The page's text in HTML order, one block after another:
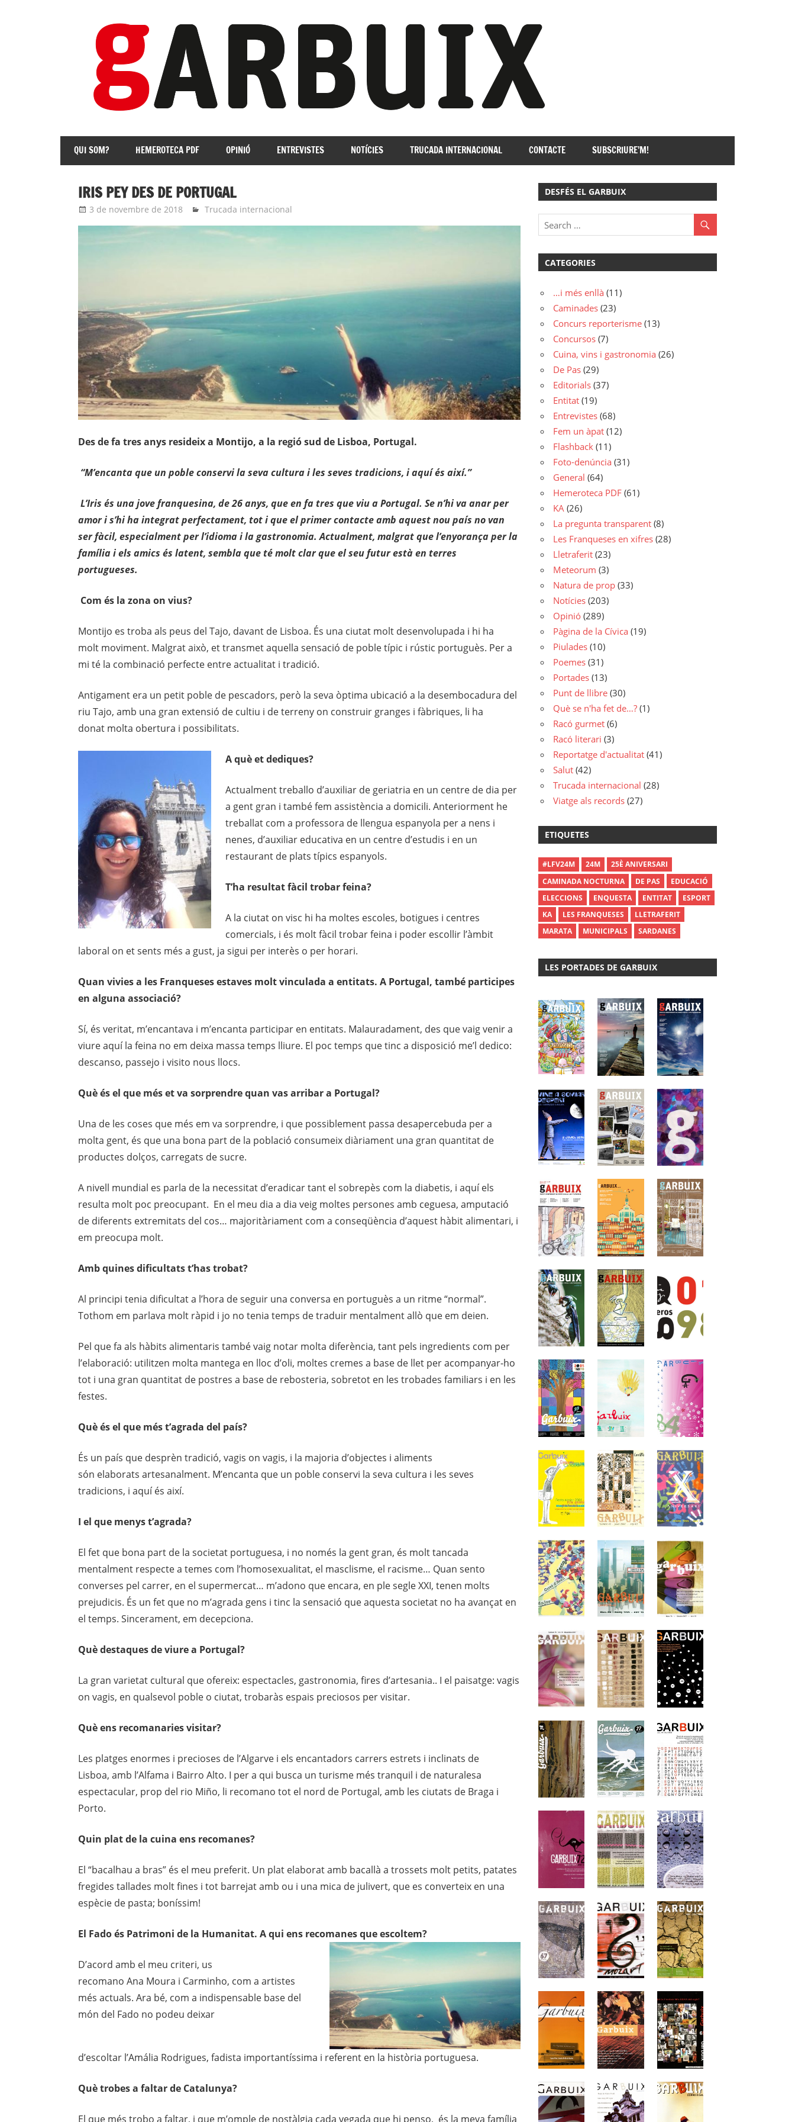
Independent
de
les
Franqueses
QUI SOM? HEMEROTECA PDF OPINIÓ ENTREVISTES NOTÍCIES TRUCADA INTERNACIONAL CONTACTE SUBSCRIURE’M!
IRIS PEY DES DE PORTUGAL
3 de novembre de 2018 Eli
Trucada internacional
Des de fa tres anys resideix a Montijo, a la regió sud de Lisboa, Portugal.
“M’encanta que un poble conservi la seva cultura i les seves tradicions, i aquí és així.”
L’Iris és una jove franquesina, de 26 anys, que en fa tres que viu a Portugal. Se n’hi va anar per
amor i s’hi ha integrat perfectament, tot i que el primer contacte amb aquest nou país no van
ser fàcil, especialment per l’idioma i la gastronomia. Actualment, malgrat que l’enyorança per la
família i els amics és latent, sembla que té molt clar que el seu futur està en terres
portugueses.
Com és la zona on vius?
Montijo es troba als peus del Tajo, davant de Lisboa. És una ciutat molt desenvolupada i hi ha
molt moviment. Malgrat això, et transmet aquella sensació de poble típic i rústic portuguès. Per a
mi té la combinació perfecte entre actualitat i tradició.
Antigament era un petit poble de pescadors, però la seva òptima ubicació a la desembocadura del
riu Tajo, amb una gran extensió de cultiu i de terreny on construir granges i fàbriques, li ha
donat molta obertura i possibilitats.
Aquè et dediques?
Actualment treballo d’auxiliar de geriatria en un centre de dia per
a gent gran i també fem assistència a domicili. Anteriorment he
treballat com a professora de llengua espanyola per a nens i
nenes, d’auxiliar educativa en un centre d’estudis i en un
restaurant de plats típics espanyols.
T’ha resultat fàcil trobar feina?
A la ciutat on visc hi ha moltes escoles, botigues i centres
comercials, i és molt fàcil trobar feina i poder escollir l’àmbit
laboral on et sents més a gust, ja sigui per interès o per horari.
Quan vivies a les Franqueses estaves molt vinculada a entitats. A Portugal, també participes
en alguna associació?
Sí, és veritat, m’encantava i m’encanta participar en entitats. Malauradament, des que vaig venir a
viure aquí la feina no em deixa massa temps lliure. El poc temps que tinc a disposició me’l dedico:
descanso, passejo i visito nous llocs.
Què és el que més et va sorprendre quan vas arribara Portugal?
Una de les coses que més em va sorprendre, i que possiblement passa desapercebuda per a
molta gent, és que una bona part de la població consumeix diàriament una gran quantitat de
productes dolços, carregats de sucre.
A nivell mundial es parla de la necessitat d’eradicar tant el sobrepès com la diabetis, i aquí els
resulta molt poc preocupant. En el meu dia a dia veig moltes persones amb ceguesa, amputació
de diferents extremitats del cos… majoritàriament com a conseqüència d’aquest hàbit alimentari, i
em preocupa molt.
Amb quines dificultats t’has trobat?
Al principi tenia dificultat a l’hora de seguir una conversa en portuguès a un ritme “normal”.
Tothom em parlava molt ràpid i jo no tenia temps de traduir mentalment allò que em deien.
Pel que fa als hàbits alimentaris també vaig notar molta diferència, tant pels ingredients com per
l’elaboració: utilitzen molta mantega en lloc d’oli, moltes cremes a base de llet per acompanyar-ho
tot i una gran quantitat de postres a base de rebosteria, sobretot en les trobades familiars i en les
festes.
Què és el que mést’agrada del país?
És un país que desprèn tradició, vagis on vagis, i la majoria d’objectes i aliments
són elaborats artesanalment. M’encanta que un poble conservi la seva cultura i les seves
tradicions, i aquí és així.
I el que menys t’agrada?
El fet que bona part de la societat portuguesa, i no només la gent gran, és molt tancada
mentalment respecte a temes com l’homosexualitat, el masclisme, el racisme… Quan sento
converses pel carrer, en el supermercat… m’adono que encara, en ple segle XXI, tenen molts
prejudicis. És un fet que no m’agrada gens i tinc la sensació que aquesta societat no ha avançat en
el temps. Sincerament, em decepciona.
Què destaquesde viure a Portugal?
La gran varietat cultural que ofereix: espectacles, gastronomia, fires d’artesania.. I el paisatge: vagis
on vagis, en qualsevol poble o ciutat, trobaràs espais preciosos per visitar.
Quèens recomanaries visitar?
Les platges enormes i precioses de l’Algarve i els encantadors carrers estrets i inclinats de
Lisboa, amb l’Alfama i Bairro Alto. I per a qui busca un turisme més tranquil i de naturalesa
espectacular, prop del rio Miño, li recomano tot el nord de Portugal, amb les ciutats de Braga i
Porto.
Quin plat de la cuina ens recomanes?
El “bacalhau a bras” és el meu preferit. Un plat elaborat amb bacallà a trossets molt petits, patates
fregides tallades molt fines i tot barrejat amb ou i una mica de julivert, que es converteix en una
espècie de pasta; boníssim!
El Fado és Patrimoni de la Humanitat. Aqui ens recomanes que escoltem?
D’acord amb el meu criteri, us
recomano Ana Moura i Carminho, com a artistes
més actuals. Ara bé, com a indispensable base del
món del Fado no podeu deixar
d’escoltar l’Amália Rodrigues, fadista importantíssima i referent en la història portuguesa.
Què trobes a faltar de Catalunya?
El que més trobo a faltar, i que m’omple de nostàlgia cada vegada que hi penso, és la meva família
DESFÉS EL GARBUIX
CATEGORIES
…i més enllà (11)
Caminades (23)
Concurs reporterisme (13)
Concursos (7)
Cuina, vins i gastronomia (26)
De Pas (29)
Editorials (37)
Entitat (19)
Entrevistes (68)
Fem un àpat (12)
Flashback (11)
Foto-denúncia (31)
General (64)
Hemeroteca PDF (61)
KA (26)
La pregunta transparent (8)
Les Franqueses en xifres (28)
Lletraferit (23)
Meteorum (3)
Natura de prop (33)
Notícies (203)
Opinió (289)
Pàgina de la Cívica (19)
Piulades (10)
Poemes (31)
Portades (13)
Punt de llibre (30)
Què se n'ha fet de…? (1)
Racó gurmet (6)
Racó literari (3)
Reportatge d'actualitat (41)
Salut (42)
Trucada internacional (28)
Viatge als records (27)
ETIQUETES
#LFV24M 24M
25È ANIVERSARI
CAMINADA NOCTURNA
DE PAS
EDUCACIÓ
ELECCIONS
ENQUESTA ENTITAT
ESPORT
KA
LES FRANQUESES
LLETRAFERIT
MARATA
MUNICIPALS SARDANES
LES PORTADES DE GARBUIX